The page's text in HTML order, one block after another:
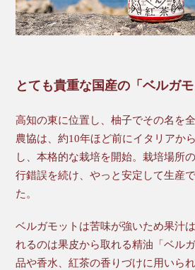
とても貴重な国産の「ベルガモ
高知の東に位置し、柚子でその名を
農協は、約10年ほど前にイタリアか
し、本格的な栽培を開始。栽培場所
行錯誤を続け、やっと安定して生産
た。
ベルガモットは苦味が強いため果汁
れるのは果皮から取れる精油「ベル
品や香水、紅茶の香りづけに用いら